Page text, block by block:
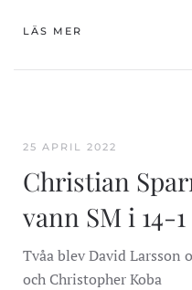
LÄS MER
25 APRIL 2022
Christian
vann SM i 14-1
Tvåa blev David Larsson
och Christopher Koba